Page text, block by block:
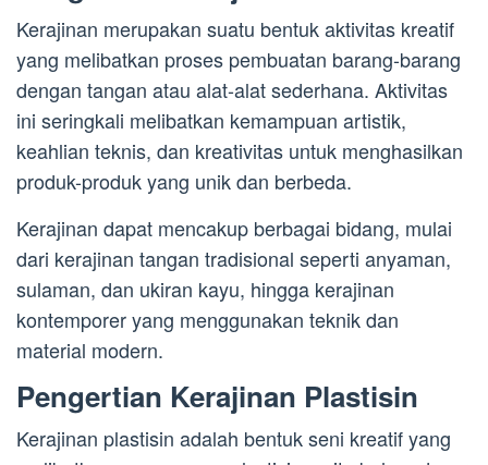
Kerajinan merupakan suatu bentuk aktivitas kreatif
yang melibatkan proses pembuatan barang-barang
dengan tangan atau alat-alat sederhana. Aktivitas
ini seringkali melibatkan kemampuan artistik,
keahlian teknis, dan kreativitas untuk menghasilkan
produk-produk yang unik dan berbeda.
Kerajinan dapat mencakup berbagai bidang, mulai
dari kerajinan tangan tradisional seperti anyaman,
sulaman, dan ukiran kayu, hingga kerajinan
kontemporer yang menggunakan teknik dan
material modern.
Pengertian Kerajinan Plastisin
Kerajinan plastisin adalah bentuk seni kreatif yang